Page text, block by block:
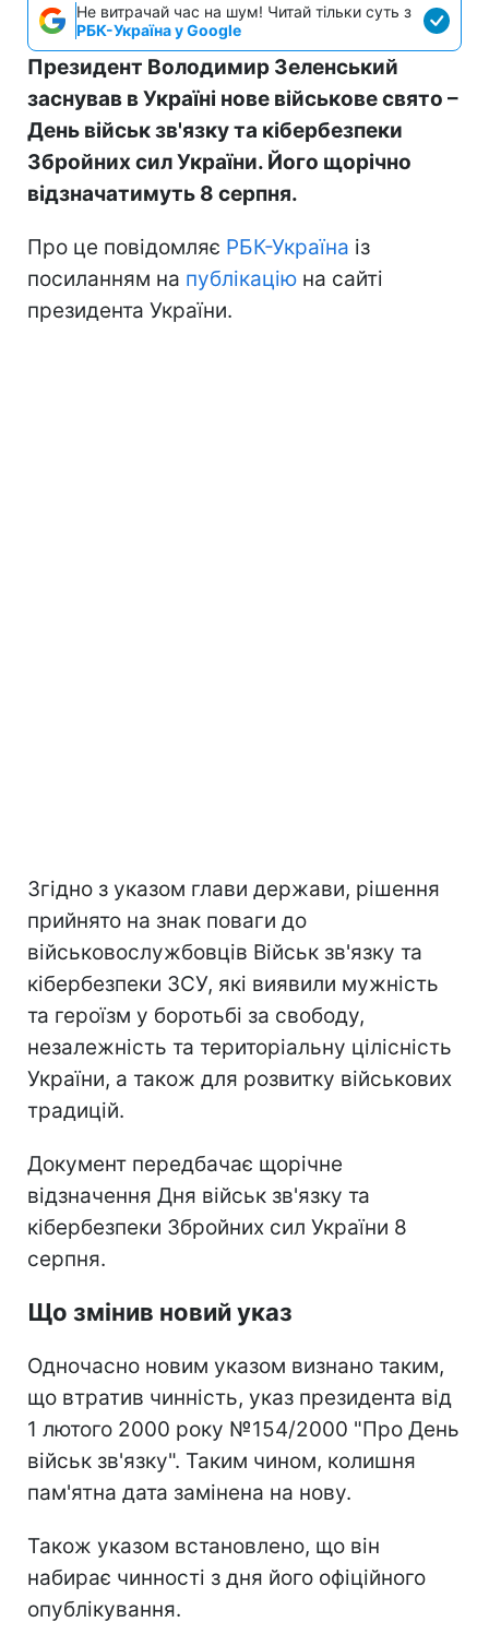
Не витрачай час на шум! Читай тільки суть з
РБК-Україна у Google
Президент Володимир Зеленський
заснував в Україні нове військове свято –
День військ зв'язку та кібербезпеки
Збройних сил України. Його щорічно
відзначатимуть 8 серпня.
Про це повідомляє РБК-Україна із
посиланням на публікацію на сайті
президента України.
Згідно з указом глави держави, рішення
прийнято на знак поваги до
військовослужбовців Військ зв'язку та
кібербезпеки ЗСУ, які виявили мужність
та героїзм у боротьбі за свободу,
незалежність та територіальну цілісність
України, а також для розвитку військових
традицій.
Документ передбачає щорічне
відзначення Дня військ зв'язку та
кібербезпеки Збройних сил України 8
серпня.
Що змінив новий указ
Одночасно новим указом визнано таким,
що втратив чинність, указ президента від
1 лютого 2000 року №154/2000 "Про День
військ зв'язку". Таким чином, колишня
пам'ятна дата замінена на нову.
Також указом встановлено, що він
набирає чинності з дня його офіційного
опублікування.